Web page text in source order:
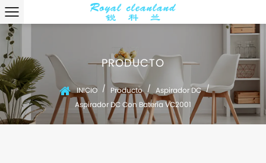
PRODUCTO
INICIO / Producto / Aspirador DC /
Aspirador DC Con Batería VC2001